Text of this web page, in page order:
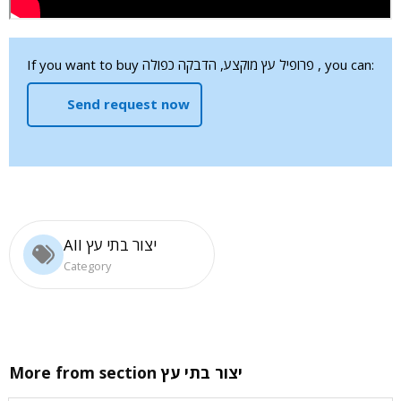
If you want to buy פרופיל עץ מוקצע, הדבקה כפולה , you can:
Send request now
All יצור בתי עץ
Category
More from sectionיצור בתי עץ